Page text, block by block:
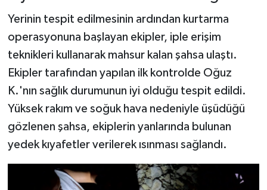
Yerinin tespit edilmesinin ardından kurtarma
operasyonuna başlayan ekipler, iple erişim
teknikleri kullanarak mahsur kalan şahsa ulaştı.
Ekipler tarafından yapılan ilk kontrolde Oğuz
K.'nın sağlık durumunun iyi olduğu tespit edildi.
Yüksek rakım ve soğuk hava nedeniyle üşüdüğü
gözlenen şahsa, ekiplerin yanlarında bulunan
yedek kıyafetler verilerek ısınması sağlandı.